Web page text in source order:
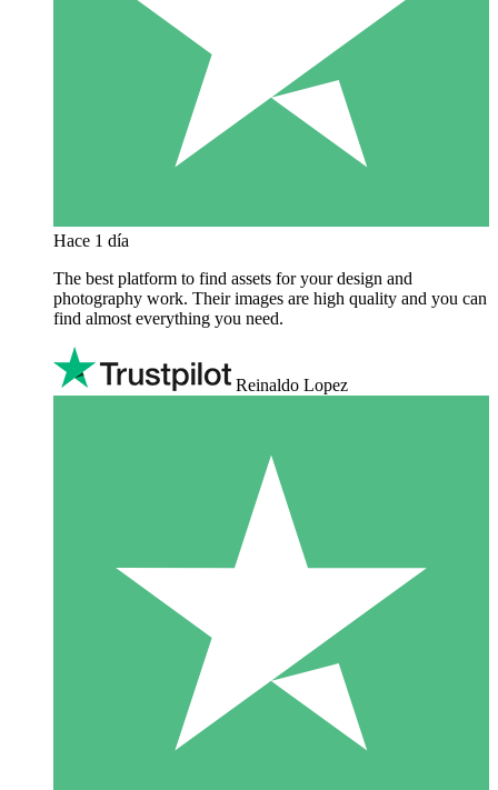
Hace 1 día
The best platform to find assets for your design and
photography work. Their images are high quality and you can
find almost everything you need.
Reinaldo Lopez